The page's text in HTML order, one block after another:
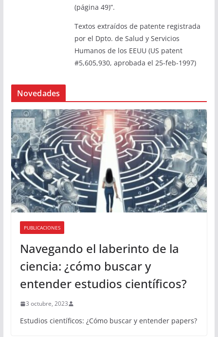
(página 49)”.
Textos extraídos de patente registrada
por el Dpto. de Salud y Servicios
Humanos de los EEUU (US patent
#5,605,930, aprobada el 25-feb-1997)
Novedades
PUBLICACIONES
Navegando el laberinto de la
ciencia: ¿cómo buscar y
entender estudios científicos?
3 octubre, 2023
Estudios científicos: ¿Cómo buscar y entender papers?